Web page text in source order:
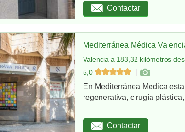
Contactar
Mediterránea Médica
Valencia a 183,32 kilómetros
5,0
En Mediterránea Médica
regenerativa, cirugía
Contactar